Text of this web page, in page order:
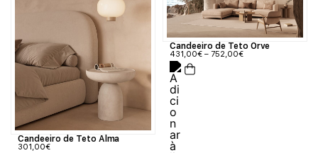
Candeeiro de Teto Alma
301,00€
Candeeiro de Teto Orve
431,00€ – 752,00€